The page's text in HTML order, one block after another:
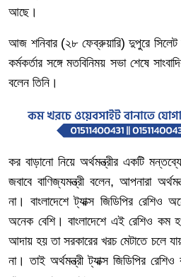
আছে।
আজ শনিবার(২৮ ফেব্রুয়ারি)দুপুরে সিলেট
কর্মকর্তার সঙ্গে মতবিনিময় সভা শেষে
বলেন তিনি।
কর বাড়ানো নিয়ে অর্থমন্ত্রীর একটি
জবাবে বাণিজ্যমন্ত্রী বলেন,আপনারা
না।
বাংলাদেশে ট্যাক্স জিডিপির রেশিও
অনেক বেশি। বাংলাদেশে এই রেশিও কম
আদায় হয় তা সরকারের খরচ মেটাতে চলে
না। তাই অর্থমন্ত্রী ট্যাক্স জিডিপির রেশিও